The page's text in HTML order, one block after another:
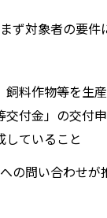
ず対象者の要件
飼料作物等を生
交付金」の交付
していること
への問い合わせが